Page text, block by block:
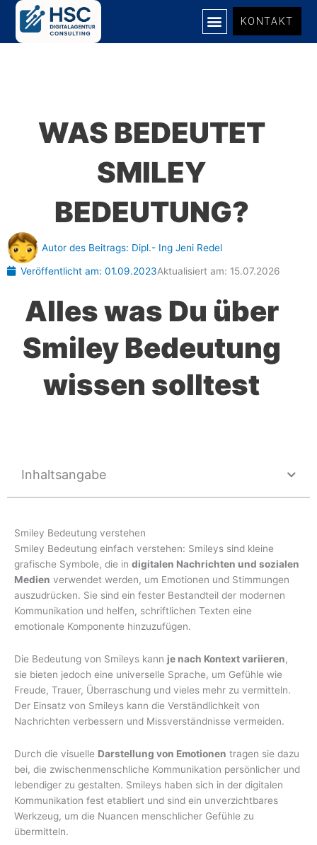
Zum
springen
KONTAKT
WAS BEDEUTET
SMILEY
BEDEUTUNG?
Autor des Beitrags: Dipl.- Ing Jeni Redel
Veröffentlicht am: 01.09.2023Aktualisiert am: 15.07.2026
Alles was Du über
Smiley Bedeutung
wissen solltest
Inhaltsangabe
Smiley Bedeutung verstehen
Smiley Bedeutung einfach verstehen: Smileys sind kleine
grafische Symbole, die in digitalen Nachrichten und sozialen
Medien verwendet werden, um Emotionen und Stimmungen
auszudrücken. Sie sind ein fester Bestandteil der modernen
Kommunikation und helfen, schriftlichen Texten eine
emotionale Komponente hinzuzufügen.
Die Bedeutung von Smileys kann je nach Kontext variieren,
sie bieten jedoch eine universelle Sprache, um Gefühle wie
Freude, Trauer, Überraschung und vieles mehr zu vermitteln.
Der Einsatz von Smileys kann die Verständlichkeit von
Nachrichten verbessern und Missverständnisse vermeiden.
Durch die visuelle Darstellung von Emotionen tragen sie dazu
bei, die zwischenmenschliche Kommunikation persönlicher und
lebendiger zu gestalten. Smileys haben sich in der digitalen
Kommunikation fest etabliert und sind ein unverzichtbares
Werkzeug, um die Nuancen menschlicher Gefühle zu
übermitteln.